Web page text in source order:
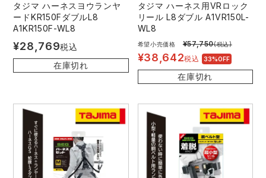
タジマ ハーネスヨウランヤ
ードKR150FダブルL8
A1KR150F-WL8
¥28,769税込
在庫切れ
タジマ ハーネス用VRロック
リール L8ダブル A1VR150L-
WL8
希望小売価格 ¥57,750(税込)
¥38,642税込 33%OFF
在庫切れ